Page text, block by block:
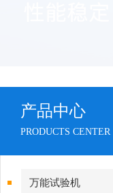
产品中心
PRODUCTS CENTER
万能试验机